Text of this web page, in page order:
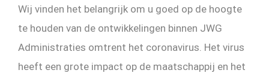
Wij vinden het belangrijk om u goed op de hoogte
te houden van de ontwikkelingen binnen JWG
Administraties omtrent het coronavirus. Het virus
heeft een grote impact op de maatschappij en het